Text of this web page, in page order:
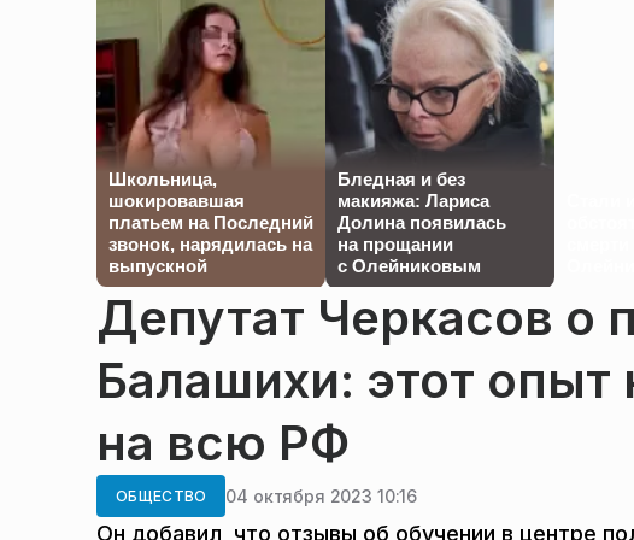
Школьница,
шокировавшая
платьем на Последний
звонок, нарядилась на
выпускной
Бледная и без
макияжа: Лариса
Долина появилась
на прощании
с Олейниковым
Депутат Черкасов о
Балашихи: этот опыт
на всю РФ
ОБЩЕСТВО 04 октября 2023 10:16
Он добавил, что отзывы об обучении в центре